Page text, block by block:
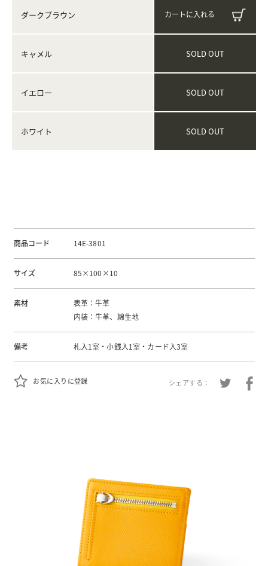
ダークブラウン
キャメル SOLD OUT
イエロー SOLD OUT
ホワイト SOLD OUT
商品コード 14E-3801
サイズ 85×100×10
素材
表革：牛革
内装：牛革、綿生地
備考 札入1室・小銭入1室・カード入3室
お気に入りに登録 シェアする：